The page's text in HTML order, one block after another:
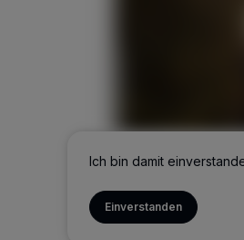
Ich bin damit
Einverstanden
Feuerwehr-Einsätze,
ist immer etwa los in
unserem YouTube-